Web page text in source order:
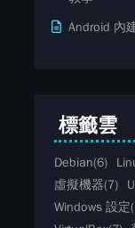
Android 內
標籤雲
Debian(6)
虛擬機器(7)
Windows 設定